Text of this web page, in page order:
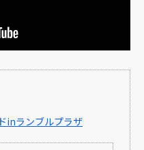
inランブルプラザ